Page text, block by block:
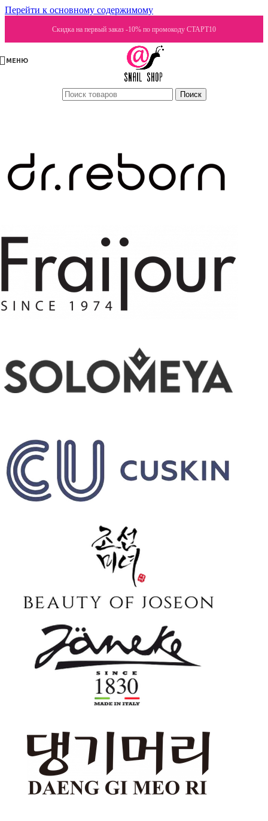
Перейти к основному содержимому
Скидка на первый заказ -10% по промокоду СТАРТ10
МЕНЮ
Поиск